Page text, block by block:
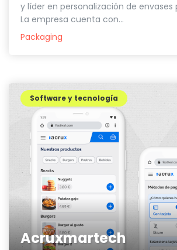
y líder en personalización de envases
La empresa cuenta con...
Packaging
Acruxmartech
Software y tecnología